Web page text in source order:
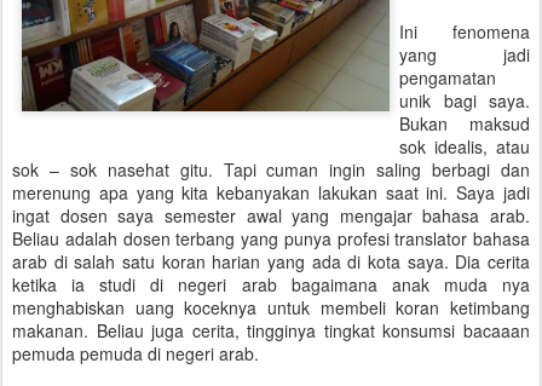
Ini fenomena
yang jadi
pengamatan
unik bagi saya.
Bukan maksud
sok idealis, atau
sok – sok nasehat gitu. Tapi cuman ingin saling berbagi dan
merenung apa yang kita kebanyakan lakukan saat ini. Saya jadi
ingat dosen saya semester awal yang mengajar bahasa arab.
Beliau adalah dosen terbang yang punya profesi translator bahasa
arab di salah satu koran harian yang ada di kota saya. Dia cerita
ketika ia studi di negeri arab bagaimana anak muda nya
menghabiskan uang koceknya untuk membeli koran ketimbang
makanan. Beliau juga cerita, tingginya tingkat konsumsi bacaaan
pemuda pemuda di negeri arab.